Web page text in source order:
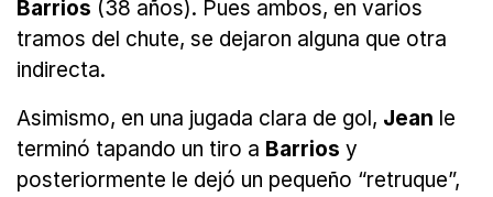
Barrios (38 años). Pues ambos, en varios
tramos del chute, se dejaron alguna que otra
indirecta.
Asimismo, en una jugada clara de gol, Jean le
terminó tapando un tiro a Barrios y
posteriormente le dejó un pequeño “retruque”,